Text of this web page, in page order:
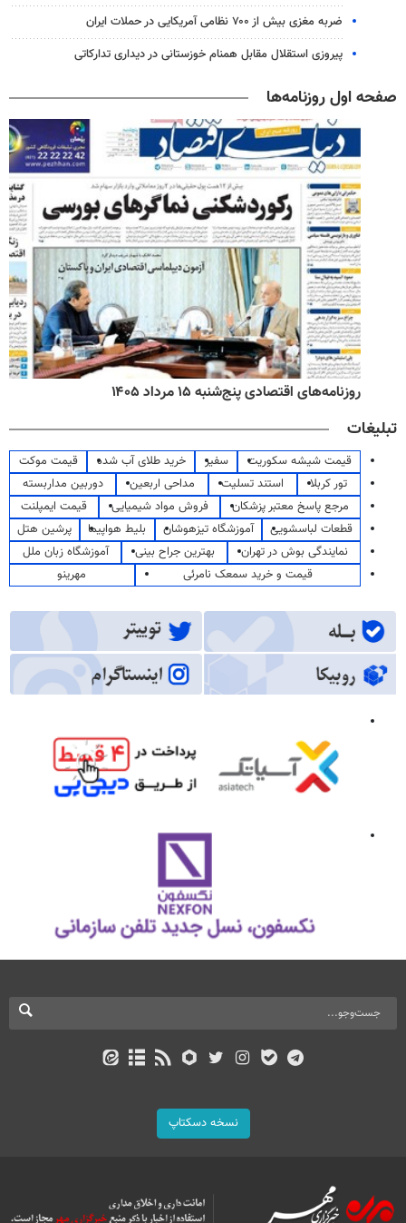
ضربه مغزی بیش از ۷۰۰ نظامی آمریکایی در حملات ایران
پیروزی استقلال مقابل همنام خوزستانی در دیداری تدارکاتی
صفحه اول روزنامه‌ها
روزنامه‌های اقتصادی پنج‌شنبه ۱۵ مرداد ۱۴۰۵
تبلیغات
قیمت شیشه سکوریت سفیر خرید طلای آب شده
قیمت موکت
تور کربلا
استند تسلیت مداحی اربعین
دوربین مداربسته
مرجع پاسخ معتبر پزشکان
فروش مواد شیمیایی
قیمت ایمپلنت
قطعات لباسشویی
آموزشگاه تیزهوشان بلیط هواپیما
پرشین هتل
نمایندگی بوش در تهران
بهترین جراح بینی
آموزشگاه زبان ملل
قیمت و خرید سمعک نامرئی
مهرینو
نسخه دسکتاپ